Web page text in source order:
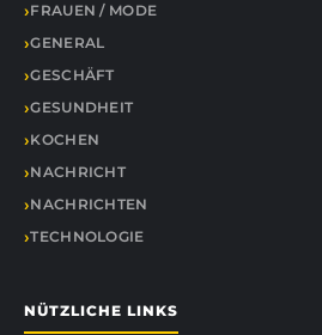
FRAUEN / MODE
GENERAL
GESCHÄFT
GESUNDHEIT
KOCHEN
NACHRICHT
NACHRICHTEN
TECHNOLOGIE
NÜTZLICHE LINKS